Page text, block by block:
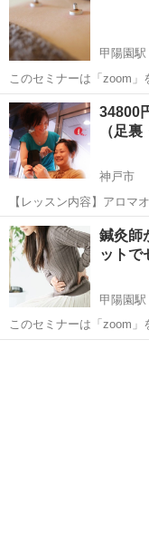
た経験はありませんか...
甲陽園駅
このセミナーは「zoom」
きるんです！ アドバイザ
を迎える前に温活の知識を得ませんか？ ↓↓
いいたします(^^) h...
兵庫 西宮市 甲
34800
（足
神戸市
【レッスン内容】アロマ
メントします。DVDを観
ョートコースは、片足24
の技術を習得します。1回
兵庫 神戸市 リフ
鍼灸師
ットで
甲陽園駅
このセミナーは「zoom」
きます。 アドバイザーになるとセミナーも開催できます！ 秋や冬を迎